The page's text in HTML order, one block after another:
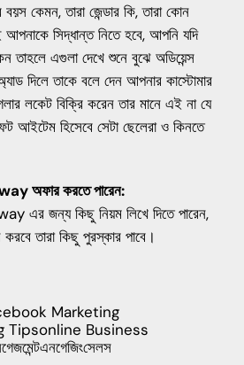
কেমন, তারা জেন্ডার কি, তারা কোন
সিদ্ধান্ত নিতে হবে, আপনি যদি
তাহলে এগুলা দেখে শুনে বুঝে অডিয়েন্স
দিলে তাকে বলে দেন আপনার কাস্টোমার
লকেট বিক্রি করেন তার মানে এই না যে
আইটেম হিসেবে সেটা ছেলেরা ও কিনতে
অফার করতে পারেন:
এর জন্য কিছু নিয়ম লিখে দিতে পারেন,
তারা কিছু পুরস্কার পাবে।
Marketing
Tipsonline Business
এনগেজিংসেলস